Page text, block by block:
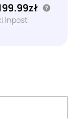
Inpost